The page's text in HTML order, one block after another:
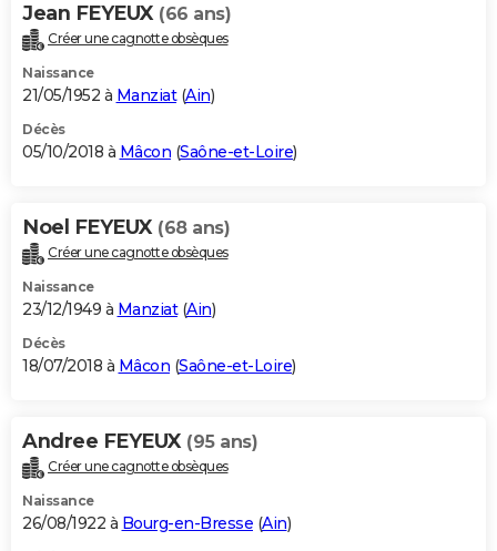
Jean FEYEUX (66 ans)
Créer une cagnotte obsèques
Naissance
21/05/1952 à Manziat(Ain)
Décès
05/10/2018 à Mâcon (Saône-et-Loire)
Noel FEYEUX (68 ans)
Créer une cagnotte obsèques
Naissance
23/12/1949 à Manziat(Ain)
Décès
18/07/2018 à Mâcon (Saône-et-Loire)
Andree FEYEUX (95 ans)
Créer une cagnotte obsèques
Naissance
26/08/1922 à Bourg-en-Bresse (Ain)